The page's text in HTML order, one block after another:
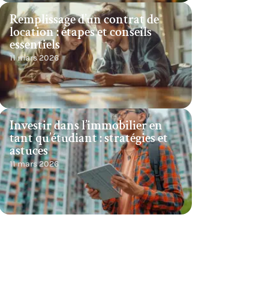
Remplissage d’un contrat de
location : étapes et conseils
essentiels
11 mars 2026
Investir dans l’immobilier en
tant qu’étudiant : stratégies et
astuces
11 mars 2026